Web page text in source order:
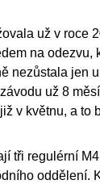
už v roce
na
nezůstala jen
už 8
v květnu, a to
tři regulérní
oddělení.